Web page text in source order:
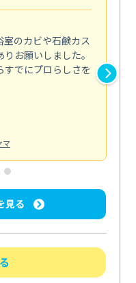
のカビや石鹸カス
お願いしました。
すでにプロらしさを
マ
見る